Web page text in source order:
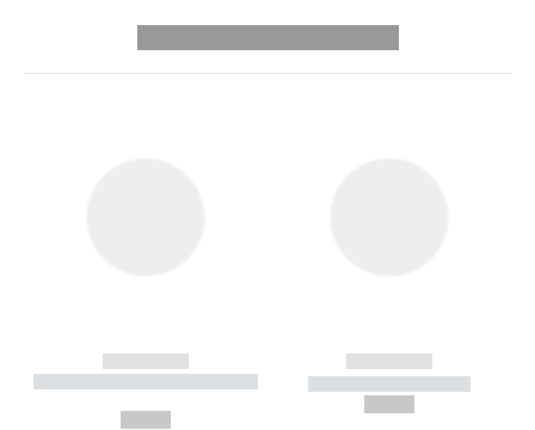
------------
----------- ----------- --------
------------
----------- -----------